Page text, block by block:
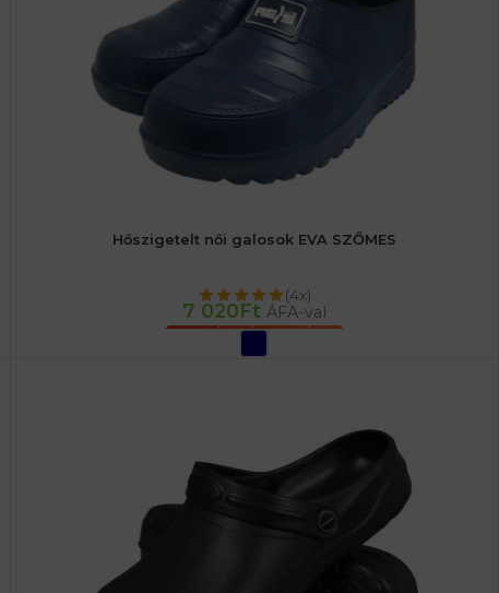
Hőszigetelt női galosok EVA SZŐMES
(4x)
7 020Ft ÁFA-val
OPCIÓK VÁLASZTÁSA